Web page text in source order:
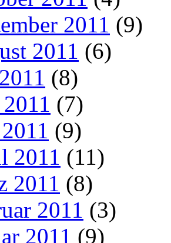
2011 (9)
2011 (6)
(8)
(7)
(9)
2011 (11)
2011 (8)
2011 (3)
2011 (9)